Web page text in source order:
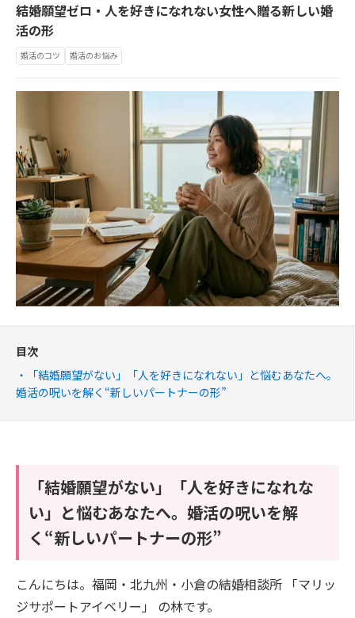
結婚願望ゼロ・人を好きになれない女性へ贈る新しい婚
活の形
婚活のコツ 婚活のお悩み
目次
「結婚願望がない」「人を好きになれない」と悩むあなたへ。
婚活の呪いを解く“新しいパートナーの形”
「結婚願望がない」「人を好きになれな
い」と悩むあなたへ。婚活の呪いを解
く“新しいパートナーの形”
こんにちは。福岡・北九州・小倉の結婚相談所 「マリッ
ジサポートアイベリー」 の林です。